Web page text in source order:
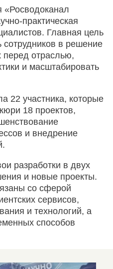
«Росводоканал
практическая
Главная цель
в решение
отраслью,
и масштабировать
22 участника, которые
18 проектов,
и внедрение
разработки в двух
и новые проекты.
со сферой
сервисов,
и технологий, а
способов